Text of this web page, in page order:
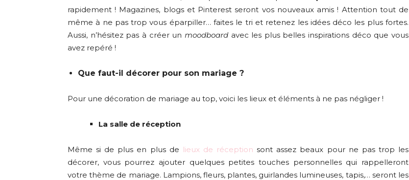
rapidement ! Magazines, blogs et Pinterest seront vos nouveaux amis ! Attention tout de
même à ne pas trop vous éparpiller… faites le tri et retenez les idées déco les plus fortes.
Aussi, n’hésitez pas à créer un moodboardavec les plus belles inspirations déco que vous
avez repéré !
Que faut-il décorer pour son mariage ?
Pour une décoration de mariage au top, voici les lieux et éléments à ne pas négliger !
La salle de réception
Même si de plus en plus de lieux de réception sont assez beaux pour ne pas trop les
décorer, vous pourrez ajouter quelques petites touches personnelles qui rappelleront
votre thème de mariage. Lampions, fleurs, plantes, guirlandes lumineuses, tapis,… seront les